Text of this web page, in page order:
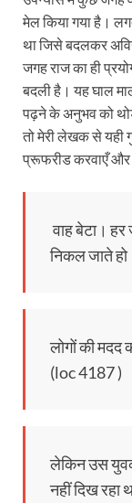
मेल किया गया है।
था जिसे बदलकर
जगह राज का ही
बदली है। यह घाल
पढ़ने के अनुभव को
तो मेरी लेखक से यही
प्रूफरीड करवाएँ
वाह बेटा।
निकल जाते
लोगों की
(loc 4187 )
लेकिन उस
नहीं दिख